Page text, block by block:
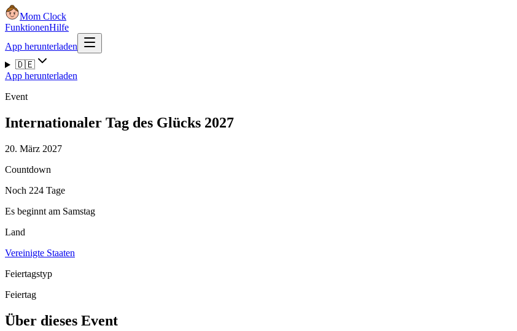
Mom Clock
FunktionenHilfe
App herunterladen
🇩🇪
App herunterladen
Event
Internationaler Tag des Glücks 2027
20. März 2027
Countdown
Noch 224 Tage
Es beginnt am Samstag
Land
Vereinigte Staaten
Feiertagstyp
Feiertag
Über dieses Event